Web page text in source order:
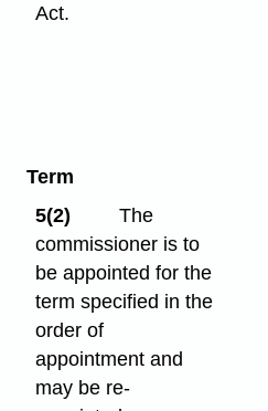
Act.
Term
5(2)
The
commissioner is to
be appointed for the
term specified in the
order of
appointment and
may be re-